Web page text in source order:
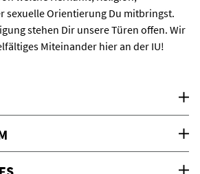
sexuelle Orientierung Du mitbringst.
stehen Dir unsere Türen offen. Wir
Miteinander hier an der IU!